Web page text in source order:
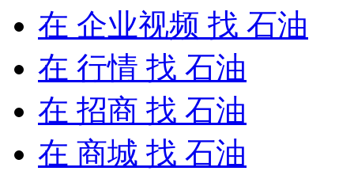
在 企业视频 找 石油
在 行情 找 石油
在 招商 找 石油
在 商城 找 石油